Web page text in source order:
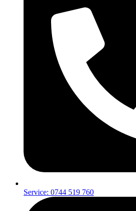
Service: 0744 519 760